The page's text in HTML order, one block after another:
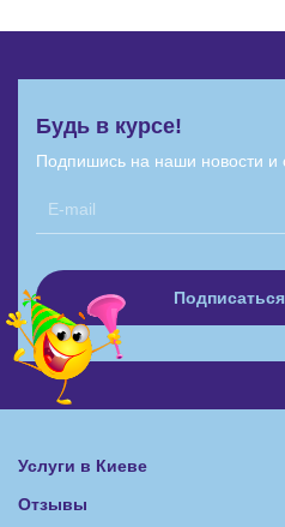
Будь в курсе!
Подпишись на наши новости и
Услуги в Киеве
Отзывы